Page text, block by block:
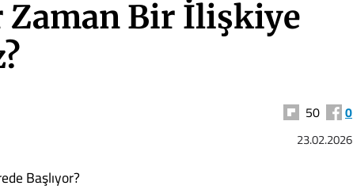
Zaman Bir İlişkiye
50 0
23.02.2026
Başlıyor?